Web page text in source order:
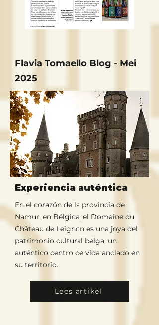
Flavia Tomaello Blog - Mei
2025
Experiencia auténtica
En el corazón de la provincia de
Namur, en Bélgica, el Domaine du
Château de Leignon es una joya del
patrimonio cultural belga, un
auténtico centro de vida anclado en
su territorio.
Lees artikel